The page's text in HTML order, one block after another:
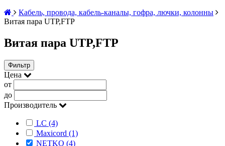
Кабель, провода, кабель-каналы, гофра, лючки, колонны
Витая пара UTP,FTP
Витая пара UTP,FTP
Фильтр
Цена
от
до
Производитель
LC (4)
Maxicord (1)
NETKO (4)